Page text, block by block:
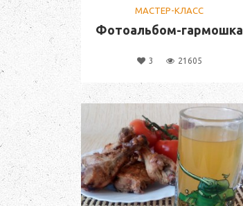
МАСТЕР-КЛАСС
Фотоальбом-гармошка
3 21605